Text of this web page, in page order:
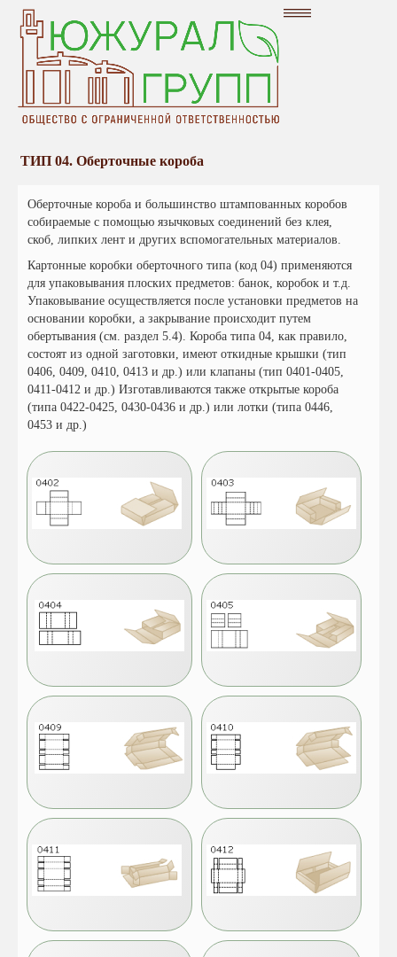
Включить/
Главная
Партнерам
Контакты
Форма заказа
+7 (3473) 23-02-43
mail@gofroural.ru
ТИП 04. Оберточные короба
Оберточные короба и большинство штампованных коробов
собираемые с помощью язычковых соединений без клея,
скоб, липких лент и других вспомогательных материалов.
Картонные коробки оберточного типа (код 04) применяются
для упаковывания плоских предметов: банок, коробок и т.д.
Упаковывание осуществляется после установки предметов на
основании коробки, а закрывание происходит путем
обертывания (см. раздел 5.4). Короба типа 04, как правило,
состоят из одной заготовки, имеют откидные крышки (тип
0406, 0409, 0410, 0413 и др.) или клапаны (тип 0401-0405,
0411-0412 и др.) Изготавливаются также открытые короба
(типа 0422-0425, 0430-0436 и др.) или лотки (типа 0446,
0453 и др.)